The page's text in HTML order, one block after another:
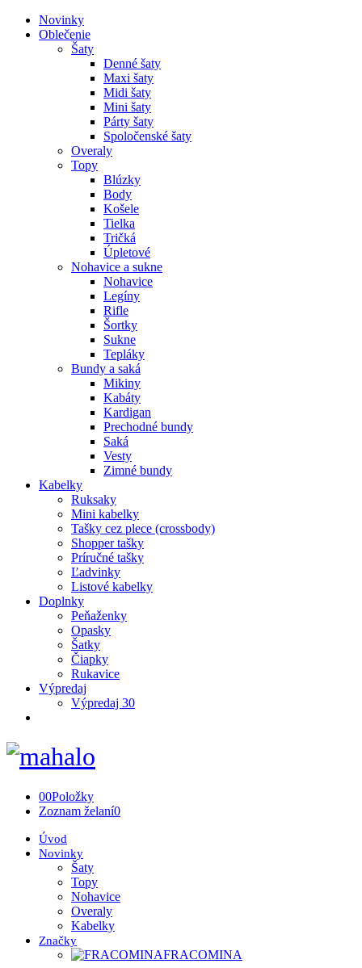
Novinky
Oblečenie
Šaty
Denné šaty
Maxi šaty
Midi šaty
Mini šaty
Párty šaty
Spoločenské šaty
Overaly
Topy
Blúzky
Body
Košele
Tielka
Tričká
Úpletové
Nohavice a sukne
Nohavice
Legíny
Rifle
Šortky
Sukne
Tepláky
Bundy a saká
Mikiny
Kabáty
Kardigan
Prechodné bundy
Saká
Vesty
Zimné bundy
Kabelky
Ruksaky
Mini kabelky
Tašky cez plece (crossbody)
Shopper tašky
Príručné tašky
Ľadvinky
Listové kabelky
Doplnky
Peňaženky
Opasky
Šatky
Čiapky
Rukavice
Výpredaj
Výpredaj 30
00Položky
Zoznam želaní0
Úvod
Novinky
Šaty
Topy
Nohavice
Overaly
Kabelky
Značky
FRACOMINA